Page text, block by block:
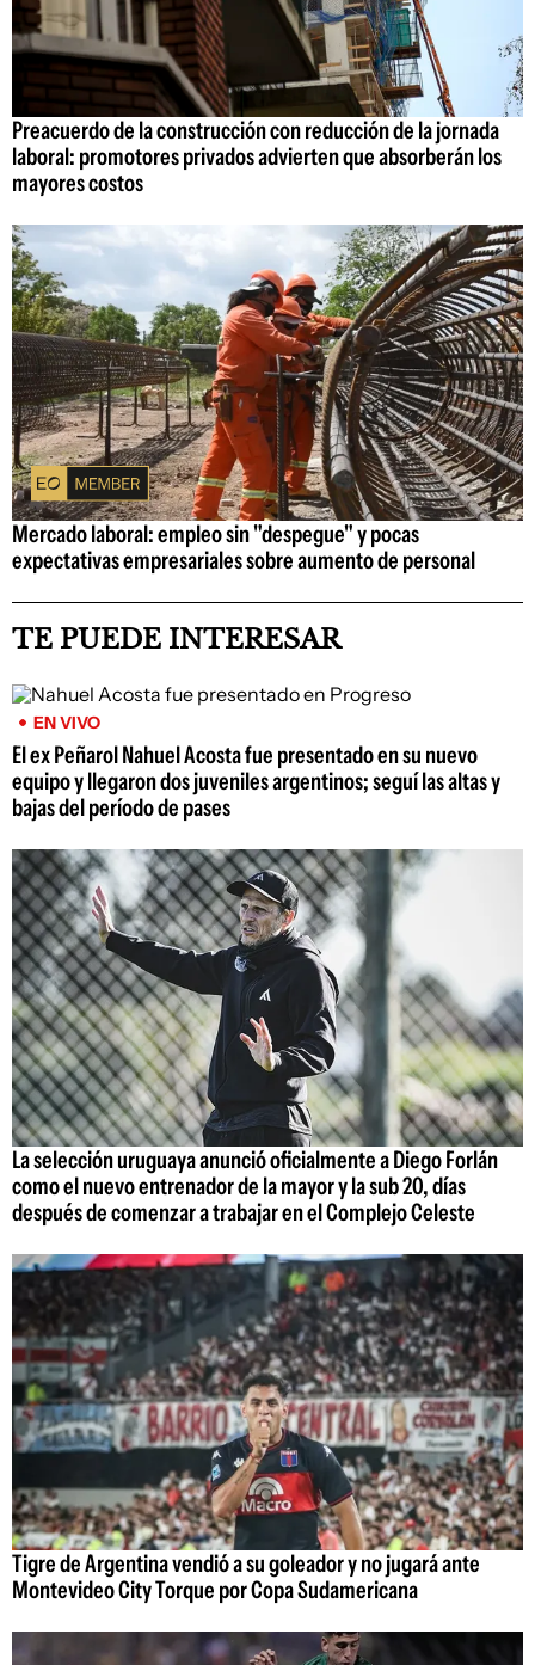
Preacuerdo de la construcción con reducción de la jornada
laboral: promotores privados advierten que absorberán los
mayores costos
Mercado laboral: empleo sin "despegue" y pocas
expectativas empresariales sobre aumento de personal
TE PUEDE INTERESAR
EN VIVO
El ex Peñarol Nahuel Acosta fue presentado en su nuevo
equipo y llegaron dos juveniles argentinos; seguí las altas y
bajas del período de pases
La selección uruguaya anunció oficialmente a Diego Forlán
como el nuevo entrenador de la mayor y la sub 20, días
después de comenzar a trabajar en el Complejo Celeste
Tigre de Argentina vendió a su goleador y no jugará ante
Montevideo City Torque por Copa Sudamericana